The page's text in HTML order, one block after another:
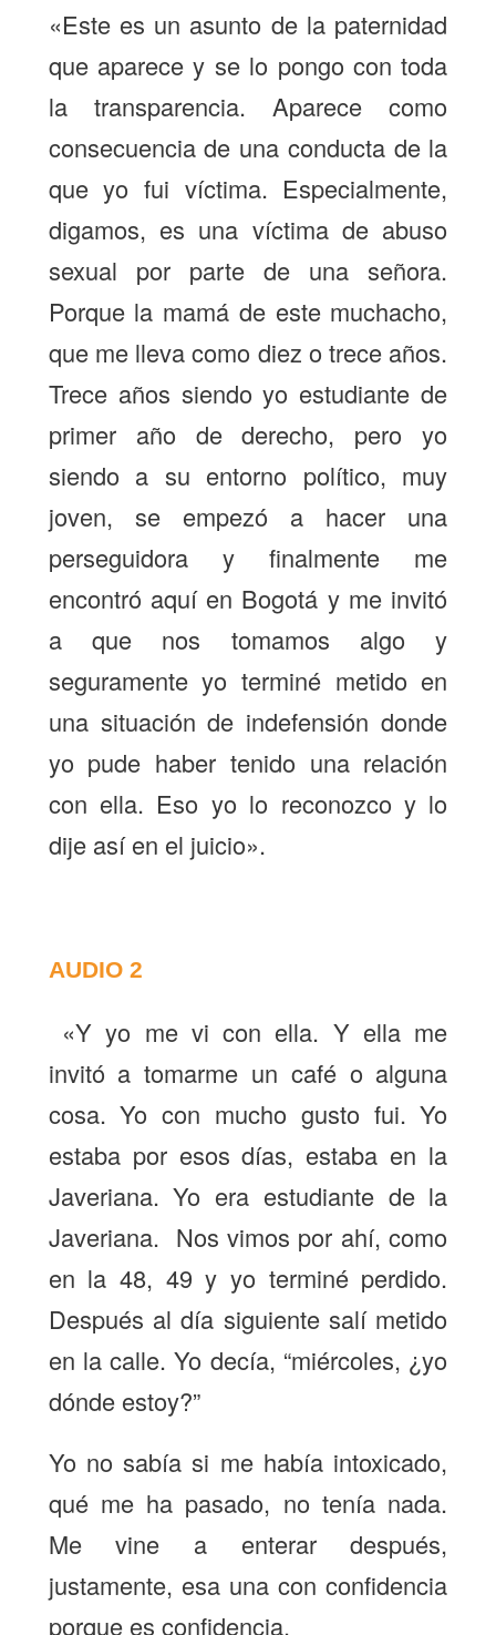
«Este es un asunto de la paternidad
que aparece y se lo pongo con toda
la transparencia. Aparece como
consecuencia de una conducta de la
que yo fui víctima. Especialmente,
digamos, es una víctima de abuso
sexual por parte de una señora.
Porque la mamá de este muchacho,
que me lleva como diez o trece años.
Trece años siendo yo estudiante de
primer año de derecho, pero yo
siendo a su entorno político, muy
joven, se empezó a hacer una
perseguidora y finalmente me
encontró aquí en Bogotá y me invitó
a que nos tomamos algo y
seguramente yo terminé metido en
una situación de indefensión donde
yo pude haber tenido una relación
con ella. Eso yo lo reconozco y lo
dije así en el juicio».
AUDIO 2
«Y yo me vi con ella. Y ella me
invitó a tomarme un café o alguna
cosa. Yo con mucho gusto fui. Yo
estaba por esos días, estaba en la
Javeriana. Yo era estudiante de la
Javeriana. Nos vimos por ahí, como
en la 48, 49 y yo terminé perdido.
Después al día siguiente salí metido
en la calle. Yo decía, “miércoles, ¿yo
dónde estoy?”
Yo no sabía si me había intoxicado,
qué me ha pasado, no tenía nada.
Me vine a enterar después,
justamente, esa una con confidencia
porque es confidencia.